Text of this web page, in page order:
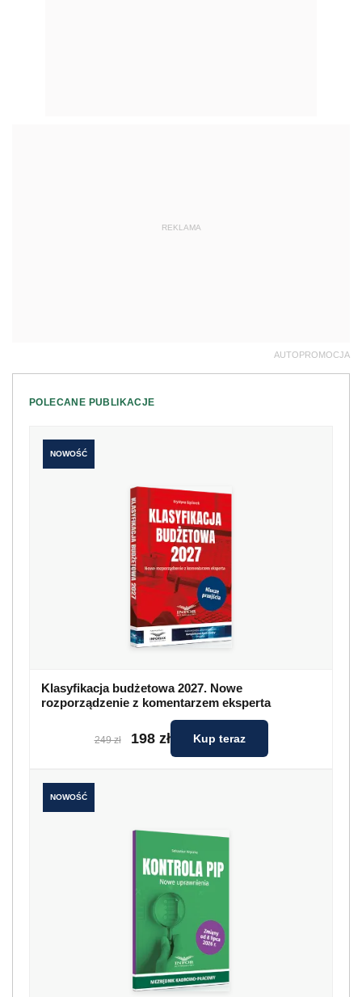
REKLAMA
AUTOPROMOCJA
POLECANE PUBLIKACJE
NOWOŚĆ
Klasyfikacja budżetowa 2027. Nowe
rozporządzenie z komentarzem eksperta
249 zł 198 zł Kup teraz
NOWOŚĆ